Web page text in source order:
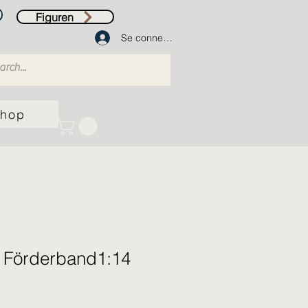
Se connecter
Figuren